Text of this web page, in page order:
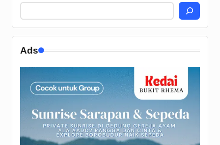
Ads